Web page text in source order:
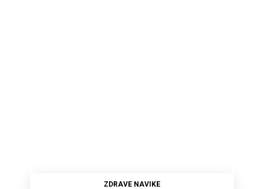
ZDRAVE NAVIKE